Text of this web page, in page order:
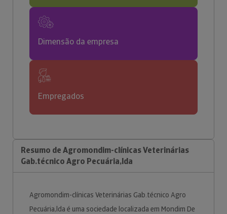
Dimensão da empresa
Empregados
Resumo de Agromondim-clínicas Veterinárias
Gab.técnico Agro Pecuária,lda
Agromondim-clínicas Veterinárias Gab.técnico Agro
Pecuária,lda é uma sociedade localizada em Mondim De